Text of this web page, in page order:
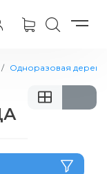
Одноразовая